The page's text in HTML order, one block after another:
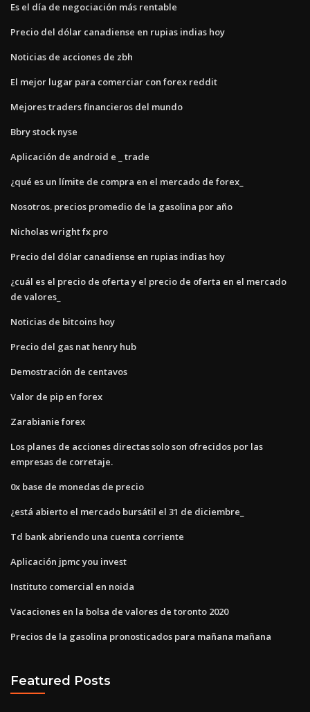
Es el día de negociación más rentable
Precio del dólar canadiense en rupias indias hoy
Noticias de acciones de zbh
El mejor lugar para comerciar con forex reddit
Mejores traders financieros del mundo
Bbry stock nyse
Aplicación de android e _ trade
¿qué es un límite de compra en el mercado de forex_
Nosotros. precios promedio de la gasolina por año
Nicholas wright fx pro
Precio del dólar canadiense en rupias indias hoy
¿cuál es el precio de oferta y el precio de oferta en el mercado
de valores_
Noticias de bitcoins hoy
Precio del gas nat henry hub
Demostración de centavos
Valor de pip en forex
Zarabianie forex
Los planes de acciones directas solo son ofrecidos por las
empresas de corretaje.
0x base de monedas de precio
¿está abierto el mercado bursátil el 31 de diciembre_
Td bank abriendo una cuenta corriente
Aplicación jpmc you invest
Instituto comercial en noida
Vacaciones en la bolsa de valores de toronto 2020
Precios de la gasolina pronosticados para mañana mañana
Featured Posts